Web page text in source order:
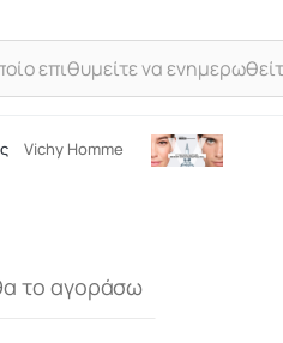
Vichy Homme
το αγοράσω